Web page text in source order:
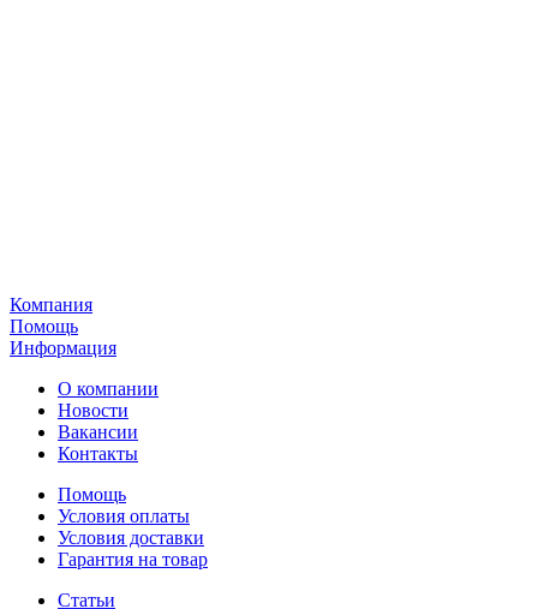
Компания
Помощь
Информация
О компании
Новости
Вакансии
Контакты
Помощь
Условия оплаты
Условия доставки
Гарантия на товар
Статьи